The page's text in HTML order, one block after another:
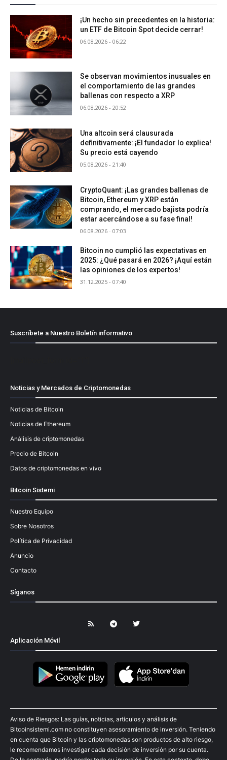
¡Un hecho sin precedentes en la historia:
un ETF de Bitcoin Spot decide cerrar!
06.08.2026 - 06:22
Se observan movimientos inusuales en
el comportamiento de las grandes
ballenas con respecto a XRP
06.08.2026 - 20:52
Una altcoin será clausurada
definitivamente: ¡El fundador lo explica!
Su precio está cayendo
05.08.2026 - 21:40
CryptoQuant: ¡Las grandes ballenas de
Bitcoin, Ethereum y XRP están
comprando, el mercado bajista podría
estar acercándose a su fase final!
06.08.2026 - 07:03
Bitcoin no cumplió las expectativas en
2025: ¿Qué pasará en 2026? ¡Aquí están
las opiniones de los expertos!
31.12.2025 - 07:40
Suscríbete a Nuestro Boletín informativo
Noticias y Mercados de Criptomonedas
Noticias de Bitcoin
Noticias de Ethereum
Análisis de criptomonedas
Precio de Bitcoin
Datos de criptomonedas en vivo
Bitcoin Sistemi
Nuestro Equipo
Sobre Nosotros
Política de Privacidad
Anuncio
Contacto
Síganos
Aplicación Móvil
Aviso de Riesgos: Las guías, noticias, artículos y análisis de
Bitcoinsistemi.com no constituyen asesoramiento de inversión. Teniendo
en cuenta que Bitcoin y las criptomonedas son productos de alto riesgo,
le recomendamos investigar cada decisión de inversión por su cuenta.